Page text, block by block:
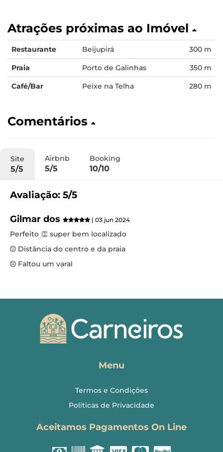
Atrações próximas ao Imóvel
Restaurante Beijupirá 300 m
Praia Porto de Galinhas 350 m
Café/Bar Peixe na Telha 280 m
Comentários
Site
5/5
Airbnb
5/5
Booking
10/10
Avaliação: 5/5
Gilmar dos | 03 jun 2024
Perfeito 👏 super bem localizado
Distância do centro e da praia
Faltou um varal
Menu
Termos e Condições
Politicas de Privacidade
Aceitamos Pagamentos On Line